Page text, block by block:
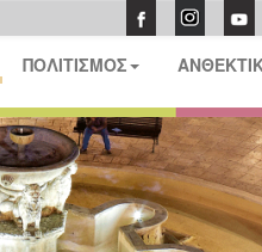
ΠΟΛΙΤΙΣΜΟΣ